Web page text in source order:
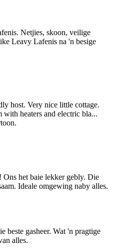
Netjies, skoon, veilige
Leavy Lafenis na 'n besige
host. Very nice little cottage.
heaters and electric bla...
Ons het baie lekker gebly. Die
Ideale omgewing naby alles.
beste gasheer. Wat 'n pragtige
alles.